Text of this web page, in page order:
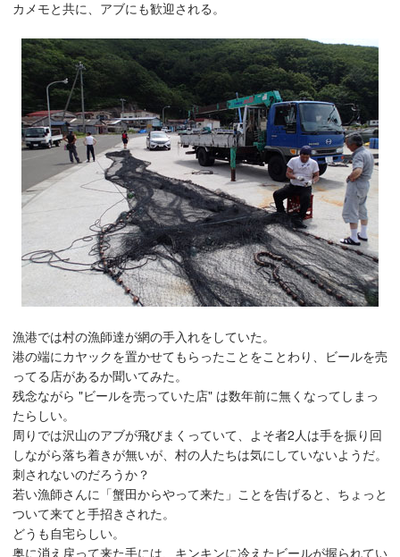
カメモと共に、アブにも歓迎される。
漁港では村の漁師達が網の手入れをしていた。
港の端にカヤックを置かせてもらったことをことわり、ビールを売
ってる店があるか聞いてみた。
残念ながら "ビールを売っていた店" は数年前に無くなってしまっ
たらしい。
周りでは沢山のアブが飛びまくっていて、よそ者2人は手を振り回
しながら落ち着きが無いが、村の人たちは気にしていないようだ。
刺されないのだろうか？
若い漁師さんに「蟹田からやって来た」ことを告げると、ちょっと
ついて来てと手招きされた。
どうも自宅らしい。
奥に消え戻って来た手には、キンキンに冷えたビールが握られてい